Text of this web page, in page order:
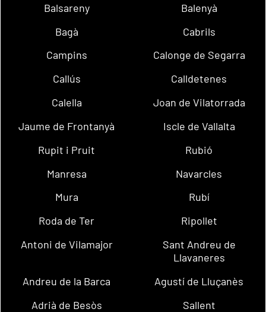
Balsareny
Balenyà
Bagà
Cabrils
Campins
Calonge de Segarra
Callús
Calldetenes
Calella
Joan de Vilatorrada
Jaume de Frontanyà
Iscle de Vallalta
Rupit i Pruit
Rubió
Manresa
Navarcles
Mura
Rubí
Roda de Ter
Ripollet
Antoni de Vilamajor
Sant Andreu de
Llavaneres
Andreu de la Barca
Agustí de Lluçanès
Adrià de Besòs
Sallent